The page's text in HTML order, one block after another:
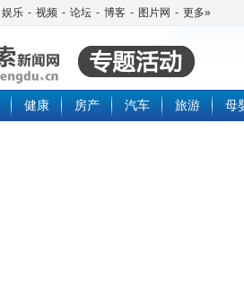
娱乐 - 视频 - 论坛 - 博客 - 图片网 - 更多»
健康 房产 汽车 旅游 母